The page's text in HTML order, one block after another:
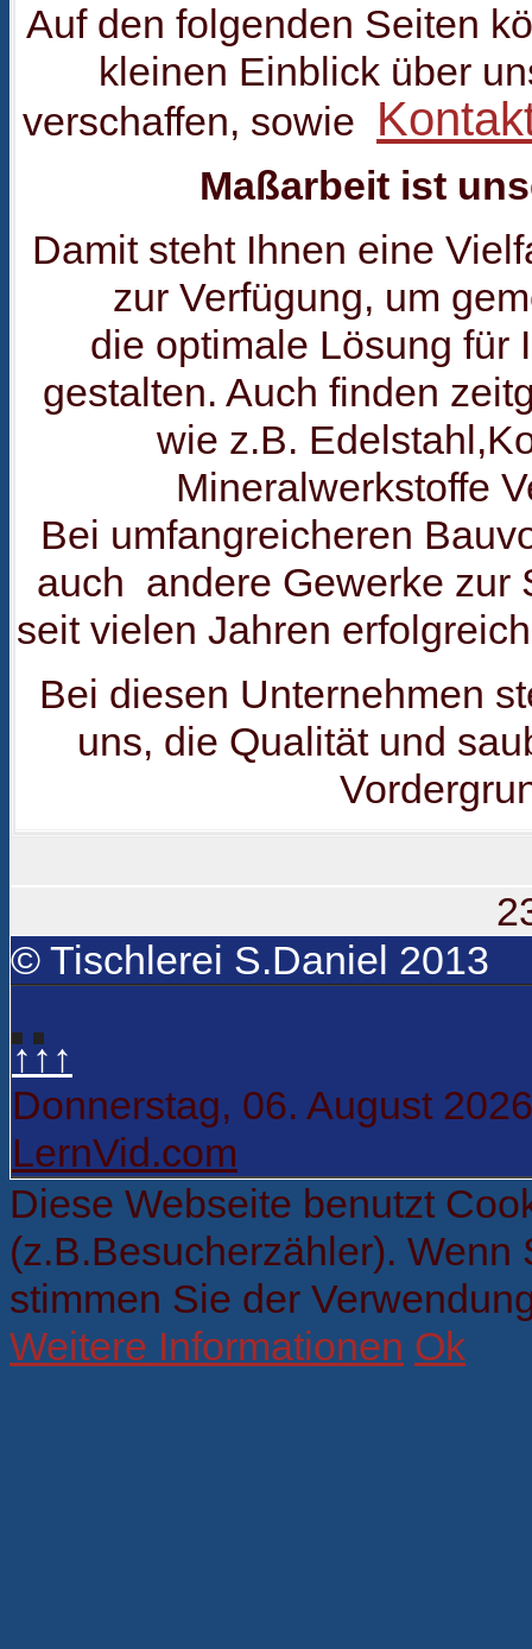
Auf den folgenden Seiten
kleinen Einblick über
verschaffen, sowie
Maßarbeit ist
Damit steht Ihnen eine
zur Verfügung, um
die optimale Lösung für
gestalten. Auch finden
wie z.B.
Mineralwerkstoffe
Bei umfangreicheren
auch andere Gewerke zur
seit vielen Jahren
Bei diesen Unternehmen
uns, die Qualität und
© Tischlerei S.Daniel 2013
↑↑↑
Donnerstag, 06. August 2026
LernVid.com
Diese Webseite benutzt
(z.B.Besucherzähler).
stimmen Sie der
Weitere Informationen Ok